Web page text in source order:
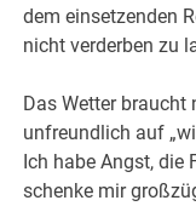
dem einsetzenden
nicht verderben zu
Das Wetter braucht
unfreundlich auf
Ich habe Angst, die
schenke mir